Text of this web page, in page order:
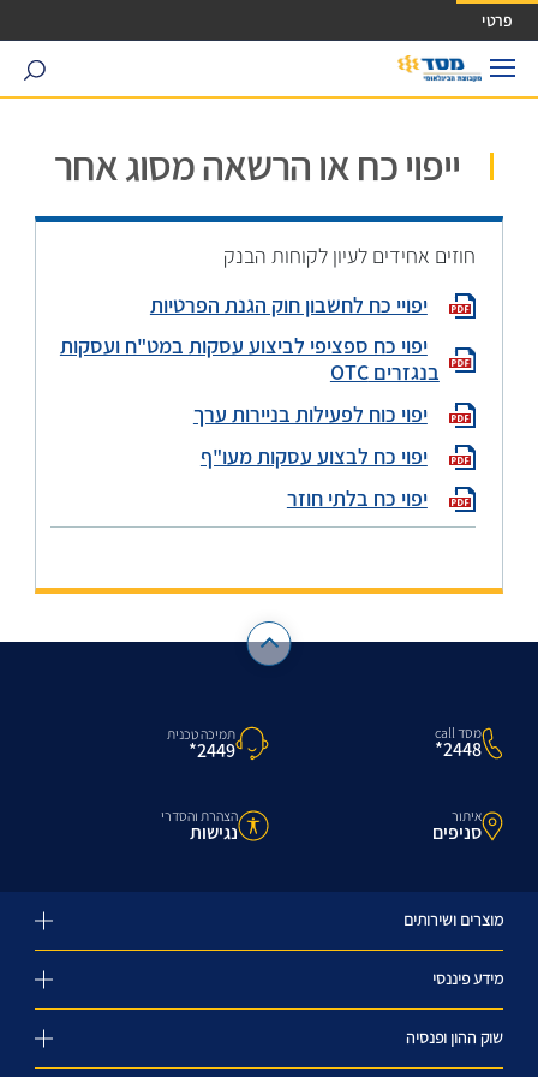
גישה ישירה לכפתור כניסה לחשבונך
פרטי
search
ייפוי כח או הרשאה מסוג אחר
חוזים אחידים לעיון לקוחות הבנק
יפויי כח לחשבון חוק הגנת הפרטיות
יפוי כח ספציפי לביצוע עסקות במט"ח ועסקות
בנגזרים OTC
יפוי כוח לפעילות בניירות ערך
יפוי כח לבצוע עסקות מעו"ף
יפוי כח בלתי חוזר
מסד call
2448*
תמיכה טכנית
2449*
איתור
סניפים
הצהרת והסדרי
נגישות
מוצרים ושירותים
מידע פיננסי
שוק ההון ופנסיה